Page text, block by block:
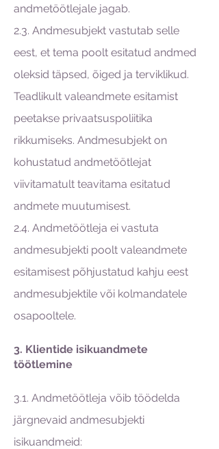
andmetöötlejale jagab.
2.3. Andmesubjekt vastutab selle
eest, et tema poolt esitatud andmed
oleksid täpsed, õiged ja terviklikud.
Teadlikult valeandmete esitamist
peetakse privaatsuspoliitika
rikkumiseks. Andmesubjekt on
kohustatud andmetöötlejat
viivitamatult teavitama esitatud
andmete muutumisest.
2.4. Andmetöötleja ei vastuta
andmesubjekti poolt valeandmete
esitamisest põhjustatud kahju eest
andmesubjektile või kolmandatele
osapooltele.
3. Klientide isikuandmete
töötlemine
3.1. Andmetöötleja võib töödelda
järgnevaid andmesubjekti
isikuandmeid: